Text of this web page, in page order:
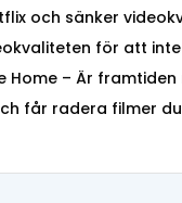
och sänker
för att
Home – Är
får radera filmer